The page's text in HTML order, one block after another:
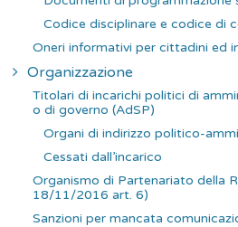
Codice disciplinare e codice di
Oneri informativi per cittadini ed
Organizzazione
Titolari di incarichi politici di
o di governo (AdSP)
Organi di indirizzo politico-
Cessati dall’incarico
Organismo di Partenariato della
18/11/2016 art. 6)
Sanzioni per mancata